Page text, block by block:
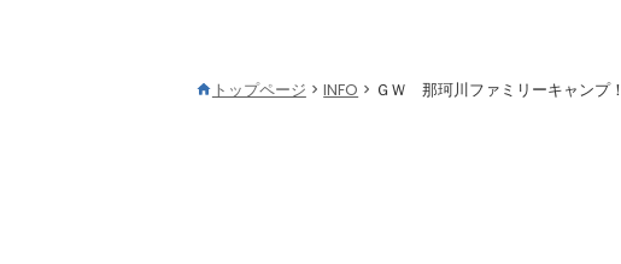
トップページ INFO ＧＷ 那珂川ファミリーキャンプ！